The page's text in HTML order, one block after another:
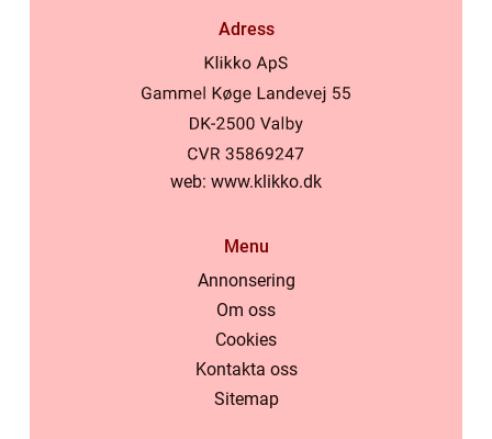
Adress
web: www.klikko.dk
Menu
Annonsering
Om oss
Cookies
Kontakta oss
Sitemap